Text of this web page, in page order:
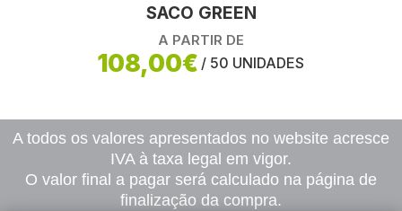
SACO GREEN
A PARTIR DE
108,00€ / 50 UNIDADES
A todos os valores apresentados no website acresce
IVA à taxa legal em vigor.
O valor final a pagar será calculado na página de
finalização da compra.